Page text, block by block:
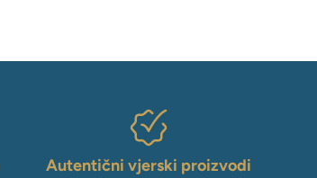
Autentični vjerski proizvodi